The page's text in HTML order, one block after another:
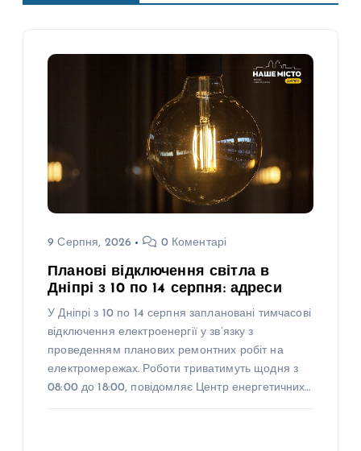
9 Серпня, 2026 0 Коментарі
Планові відключення світла в
Дніпрі з 10 по 14 серпня: адреси
У Дніпрі з 10 по 14 серпня заплановані тимчасові
відключення електроенергії у зв’язку з
проведенням планових ремонтних робіт на
електромережах. Роботи триватимуть щодня з
08:00 до 18:00, повідомляє Центр енергетичних…